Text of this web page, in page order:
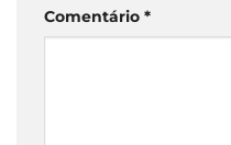
Comentário *